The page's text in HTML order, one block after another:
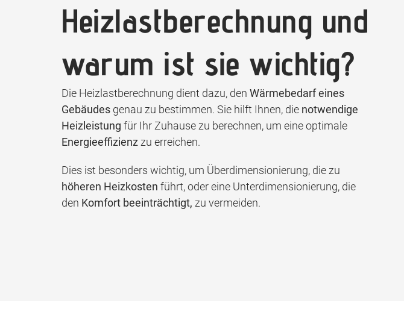
Heizlastberechnung und
warum ist sie wichtig?
Die Heizlastberechnung dient dazu, den Wärmebedarf eines
Gebäudes genau zu bestimmen. Sie hilft Ihnen, die notwendige
Heizleistung für Ihr Zuhause zu berechnen, um eine optimale
Energieeffizienz zu erreichen.
Dies ist besonders wichtig, um Überdimensionierung, die zu
höheren Heizkosten führt, oder eine Unterdimensionierung, die
den Komfort beeinträchtigt, zu vermeiden.